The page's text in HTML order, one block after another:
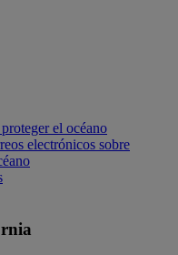
el océano
electrónicos sobre